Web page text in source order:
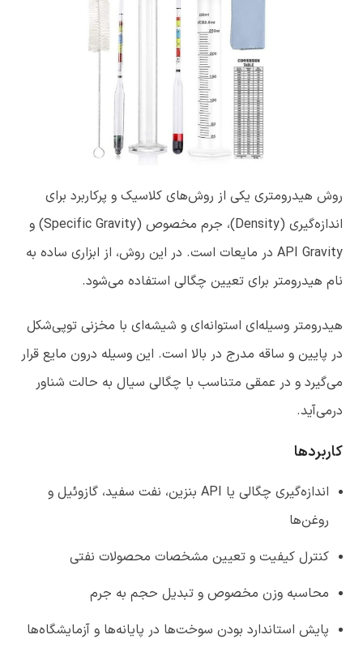
روش هیدرومتری یکی از روش‌های کلاسیک و پرکاربرد برای
اندازه‌گیری (Density)، جرم مخصوص (Specific Gravity) و
API Gravity در مایعات است. در این روش، از ابزاری ساده به
نام هیدرومتر برای تعیین چگالی استفاده می‌شود.
هیدرومتر وسیله‌ای استوانه‌ای و شیشه‌ای با مخزنی توپی‌شکل
در پایین و ساقه مدرج در بالا است. این وسیله درون مایع قرار
می‌گیرد و در عمقی متناسب با چگالی سیال به حالت شناور
درمی‌آید.
کاربردها
اندازه‌گیری چگالی یا API بنزین، نفت سفید، گازوئیل و
روغن‌ها
کنترل کیفیت و تعیین مشخصات محصولات نفتی
محاسبه وزن مخصوص و تبدیل حجم به جرم
پایش استاندارد بودن سوخت‌ها در پایانه‌ها و آزمایشگاه‌ها